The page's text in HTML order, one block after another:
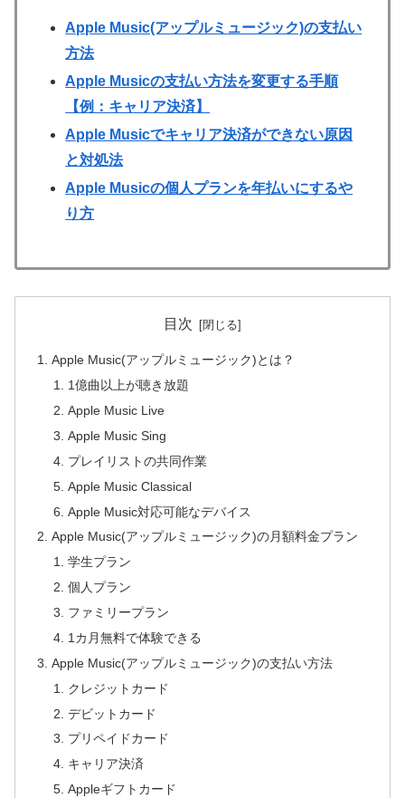
Apple Music(アップルミュージック)の支払い
方法
Apple Musicの支払い方法を変更する手順
【例：キャリア決済】
Apple Musicでキャリア決済ができない原因
と対処法
Apple Musicの個人プランを年払いにするや
り方
目次
Apple Music(アップルミュージック)とは？
1億曲以上が聴き放題
Apple Music Live
Apple Music Sing
プレイリストの共同作業
Apple Music Classical
Apple Music対応可能なデバイス
Apple Music(アップルミュージック)の月額料金プラン
学生プラン
個人プラン
ファミリープラン
1カ月無料で体験できる
Apple Music(アップルミュージック)の支払い方法
クレジットカード
デビットカード
プリペイドカード
キャリア決済
Appleギフトカード